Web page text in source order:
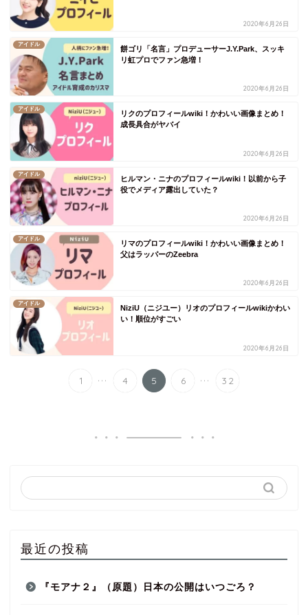
2020年6月26日
アイドル
餅ゴリ「名言」プロデューサーJ.Y.Park、スッキ
リ虹プロでファン急増！
2020年6月26日
アイドル
リクのプロフィールwiki！かわいい画像まとめ！
成長具合がヤバイ
2020年6月26日
アイドル
ヒルマン・ニナのプロフィールwiki！以前から子
役でメディア露出していた？
2020年6月26日
アイドル
リマのプロフィールwiki！かわいい画像まとめ！
父はラッパーのZeebra
2020年6月26日
アイドル
NiziU（ニジユー）リオのプロフィールwikiかわい
い！順位がすごい
2020年6月26日
1 ... 4 5 6 ... 32
最近の投稿
『モアナ２』（原題）日本の公開はいつごろ？